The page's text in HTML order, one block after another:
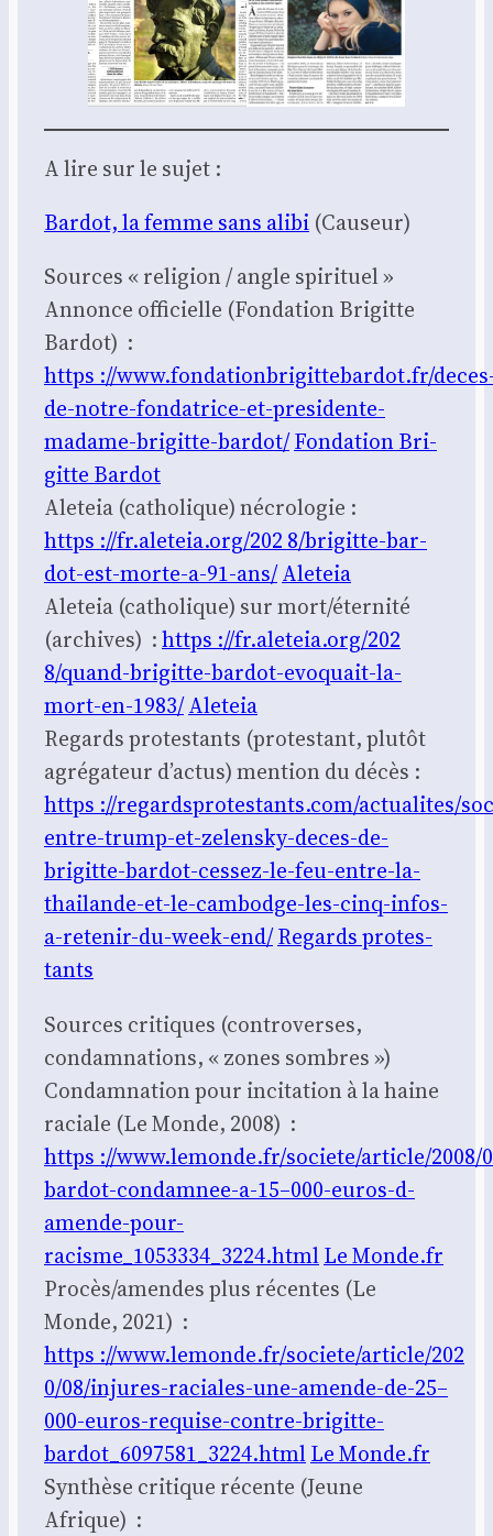
A lire sur le sujet :
Bar­dot, la femme sans ali­bi (Cau­seur)
Sources « reli­gion / angle spi­ri­tuel »
Annonce offi­cielle (Fon­da­tion Bri­gitte
Bar­dot) :
https ://www.fondationbrigittebardot.fr/
de-notre-fondatrice-et-presidente-
madame-brigitte-bardot/Fon­da­tion Bri­
gitte Bar­dot
Ale­teia (catho­lique) nécro­lo­gie :
https ://fr.aleteia.org/202 8/bri­gitte-bar­
dot-est-morte-a-91-ans/Ale­teia
Ale­teia (catho­lique) sur mort/éternité
(archives) :https ://fr.aleteia.org/202
8/quand-bri­gitte-bar­dot-evo­quait-la-
mort-en-1983/Ale­teia
Regards pro­tes­tants (pro­tes­tant, plu­tôt
agré­ga­teur d’actus) men­tion du décès :
https ://regardsprotestants.com/actualites/
entre-trump-et-zelensky-deces-de-
brigitte-bardot-cessez-le-feu-entre-la-
thailande-et-le-cambodge-les-cinq-infos-
a-retenir-du-week-end/Regards pro­tes­
tants
Sources cri­tiques (contro­verses,
condam­na­tions, « zones sombres »)
Condam­na­tion pour inci­ta­tion à la haine
raciale (Le Monde, 2008) :
https ://www.lemonde.fr/societe/article/2008/
bardot-condamnee-a-15–000-euros-d-
amende-pour-
racisme_1053334_3224.htmlLe Monde.fr
Procès/amendes plus récentes (Le
Monde, 2021) :
https ://www.lemonde.fr/societe/article/202
0/08/injures-raciales-une-amende-de-25–
000-euros-requise-contre-brigitte-
bardot_6097581_3224.htmlLe Monde.fr
Syn­thèse cri­tique récente (Jeune
Afrique) :